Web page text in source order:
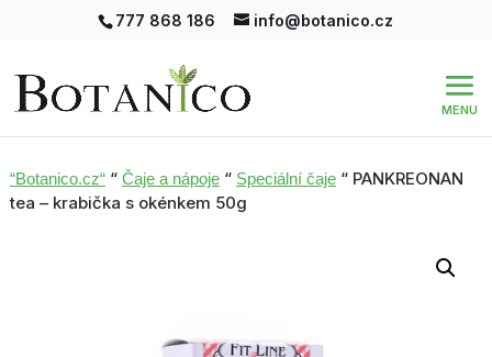
777 868 186 info@botanico.cz
“Botanico.cz““ Čaje a nápoje“ Speciální čaje“ PANKREONAN
tea – krabička s okénkem 50g